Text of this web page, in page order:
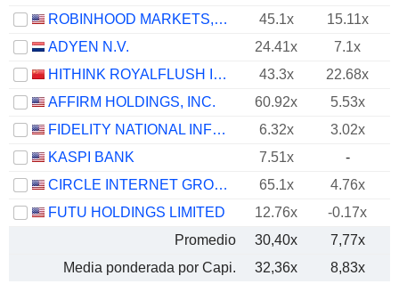
ROBINHOOD MARKETS, INC.
45.1x 15.11x
ADYEN N.V.
24.41x 7.1x
HITHINK ROYALFLUSH INFORMATION NETWORK CO., LTD.
43.3x 22.68x
AFFIRM HOLDINGS, INC.
60.92x 5.53x
FIDELITY NATIONAL INFORMATION SERVICES, INC.
6.32x
3.02x
KASPI BANK
7.51x
-
CIRCLE INTERNET GROUP, INC.
65.1x 4.76x
FUTU HOLDINGS LIMITED
12.76x
-0.17x
Promedio
30,40x 7,77x
Media ponderada por Capi.
32,36x 8,83x